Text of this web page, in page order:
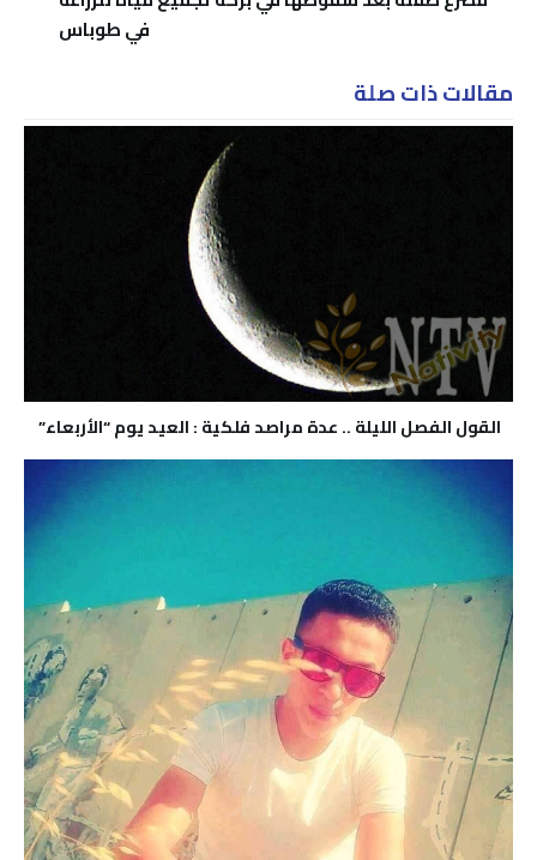
في طوباس
مقالات ذات صلة
القول الفصل الليلة .. عدة مراصد فلكية : العيد يوم “الأربعاء”